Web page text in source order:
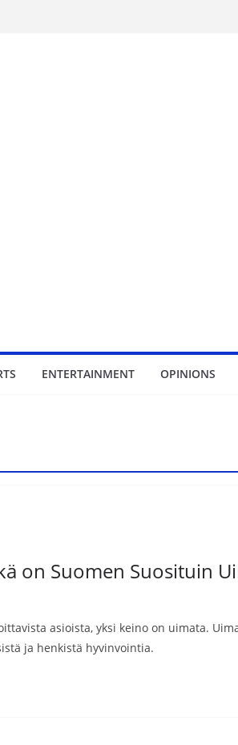
ENTERTAINMENT OPINIONS
on Suomen Suosituin
asioista, yksi keino on uimata.
ja henkistä hyvinvointia.